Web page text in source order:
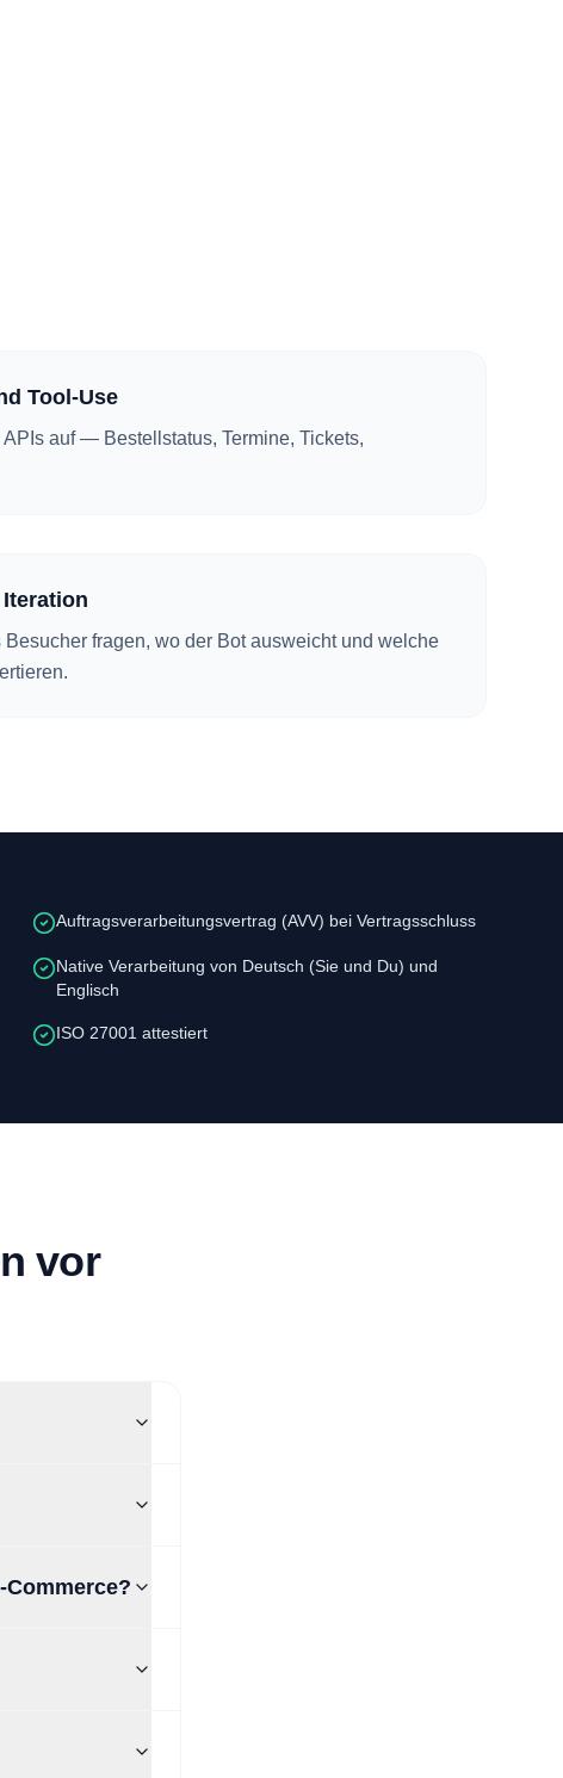
Tool-Use
APIs auf — Bestellstatus, Termine, Tickets,
Besucher fragen, wo der Bot ausweicht und welche
Auftragsverarbeitungsvertrag (AVV) bei Vertragsschluss
Native Verarbeitung von Deutsch (Sie und Du) und
Englisch
ISO 27001 attestiert
vor